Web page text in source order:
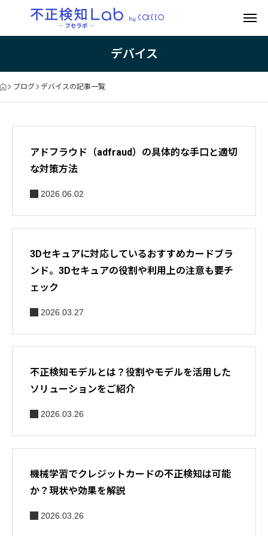
デバイス
ブログ デバイスの記事一覧
アドフラウド（adfraud）の具体的な手口と適切
な対策方法
2026.06.02
3Dセキュアに対応しているおすすめカードブラ
ンド。3Dセキュアの役割や利用上の注意も要チ
ェック
2026.03.27
不正検知モデルとは？役割やモデルを活用した
ソリューションをご紹介
2026.03.26
機械学習でクレジットカードの不正検知は可能
か？現状や効果を解説
2026.03.26